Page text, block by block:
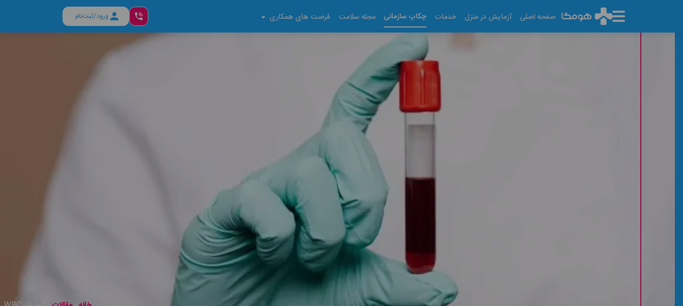
صفحه اصلی آزمایش در منزل خدمات چکاپ سازمانی مجله سلامت فرصت های همکاری ورود/ثبت‌نام